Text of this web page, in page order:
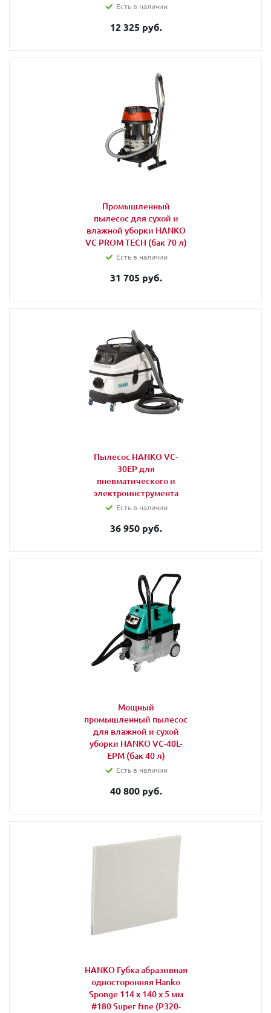
Есть в наличии
12 325 руб.
Промышленный
пылесос для сухой и
влажной уборки HANKO
VC PROM TECH (бак 70 л)
Есть в наличии
31 705 руб.
Пылесос HANKO VC-
30EP для
пневматического и
электроинструмента
Есть в наличии
36 950 руб.
Мощный
промышленный пылесос
для влажной и сухой
уборки HANKO VC-40L-
EPM (бак 40 л)
Есть в наличии
40 800 руб.
HANKO Губка абразивная
односторонняя Hanko
Sponge 114 х 140 х 5 мм
#180 Super fine (P320-